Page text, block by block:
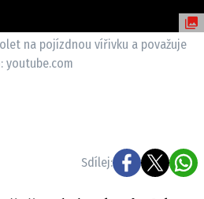
ELEKTRO
na pojízdnou vířivku a považuje
youtube.com
Sdílej: